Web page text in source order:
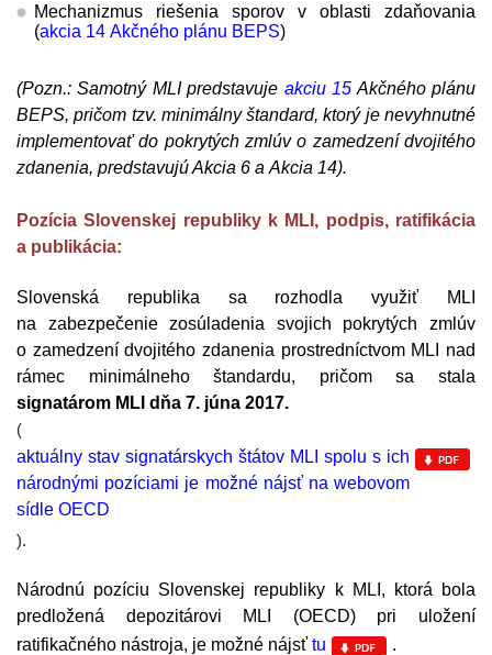
Mechanizmus riešenia sporov v oblasti zdaňovania
(akcia 14 Akčného plánu BEPS)
(Pozn.: Samotný MLI predstavuje akciu 15 Akčného plánu
BEPS, pričom tzv. minimálny štandard, ktorý je nevyhnutné
implementovať do pokrytých zmlúv o zamedzení dvojitého
zdanenia, predstavujú Akcia 6 a Akcia 14).
Pozícia Slovenskej republiky k MLI, podpis, ratifikácia
a publikácia:
Slovenská republika sa rozhodla využiť MLI
na zabezpečenie zosúladenia svojich pokrytých zmlúv
o zamedzení dvojitého zdanenia prostredníctvom MLI nad
rámec minimálneho štandardu, pričom sa stala
signatárom MLI dňa 7. júna 2017.
(
aktuálny stav signatárskych štátov MLI spolu s ich
národnými pozíciami je možné nájsť na webovom
sídle OECD
).
Národnú pozíciu Slovenskej republiky k MLI, ktorá bola
predložená depozitárovi MLI (OECD) pri uložení
ratifikačného nástroja, je možné nájsť tu
.